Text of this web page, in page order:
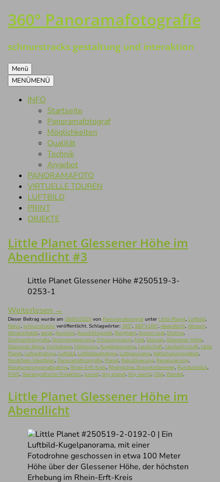
Zum
Inhalt
360° Panoramafotografie
schnurstracks gestaltung und interaktion
Menü
MENÜMENÜ
INFO
Startseite
Panoramafotograf
Möglichkeiten
Qualität
Technik
Angebot
PANORAMAFOTO
VIRTUELLE TOUREN
LUFTBILD
PRINT
OBJEKTE
Little Planet Glessener Höhe im
Abendlicht #3
Little Planet Glessener Höhe #250519-3-
0253-1
Weiterlesen →
Dieser Beitrag wurde am 26/05/2025 von Panoramafotografunter Little Planet, Luftbild,
Natur, schnurstracks veröffentlicht. Schlagwörter: 360°, 360°x180°, Abendlicht, Abraum,
Abraumhalde, aerial, Aussicht, Aussichtspunkt, Bergheim, brown coal, Drohne,
Drohnenfotografie, Drohnenpanorama, Erholungsraum, Feld, Glessen, Glessener Höhe,
Glessener Kippe, Hochebene, Höhenzug, Kugelpanorama, Landschaft, Landwirtschaft, Little
Planet, Luftaufnahme, Luftbild, Luftbildaufnahme, Luftpanorama, Naherholungsgebiet,
Nordrhein-Westfalen, Panoramafotografie, Planet, Rekultivierung, Renaturierung,
Renaturierungsmaßnahme, Rhein-Erft-Kreis, Rheinisches Braunkohlerevier, Rundumblick,
RWE, Stereografische Projektion, sunset, tiny planet, tiny world, Ville, Wandel.
Little Planet Glessener Höhe im
Abendlicht